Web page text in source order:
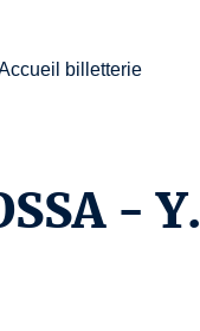
billetterie
- Y.